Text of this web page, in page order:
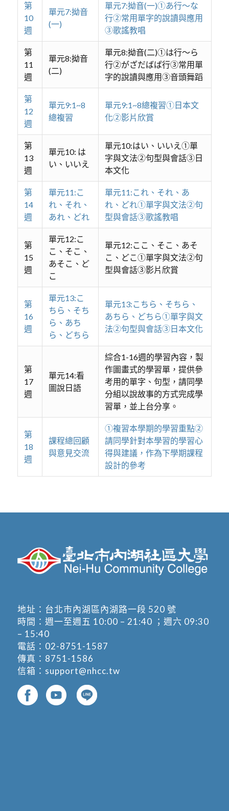
第
10
週
單元7:拗音
(一)
單元7:拗音(一)①あ行～な
行②常用單字的說讀與應用
③歌謠教唱
第
11
週
單元8:拗音
(二)
單元8:拗音(二)①は行～ら
行②がざだばぱ行③常用單
字的說讀與應用③音頭舞蹈
第
12
週
單元9:1~8
總複習
單元9:1~8總複習①日本文
化②影片欣賞
第
13
週
單元10: は
い、いいえ
單元10:はい、いいえ①單
字與文法②句型與會話③日
本文化
第
14
週
單元11:こ
れ、それ、
あれ、どれ
單元11:これ、それ、あ
れ、どれ①單字與文法②句
型與會話③歌謠教唱
第
15
週
單元12:こ
こ、そこ、
あそこ、ど
こ
單元12:ここ、そこ、あそ
こ、どこ①單字與文法②句
型與會話③影片欣賞
第
16
週
單元13:こ
ちら、そち
ら、あち
ら、どちら
單元13:こちら、そちら、
あちら、どちら①單字與文
法②句型與會話③日本文化
第
17
週
單元14:看
圖說日語
綜合1-16週的學習內容，製
作圖畫式的學習單，提供參
考用的單字、句型，請同學
分組以說故事的方式完成學
習單，並上台分享。
第
18
週
課程總回顧
與意見交流
①複習本學期的學習重點②
請同學針對本學習的學習心
得與建議，作為下學期課程
設計的參考
地址： 台北市內湖區內湖路一段 520 號
時間：週一至週五 10:00 – 21:40 ；週六 09:30
– 15:40
電話： 02-8751-1587
傳真：8751-1586
信箱： support@nhcc.tw